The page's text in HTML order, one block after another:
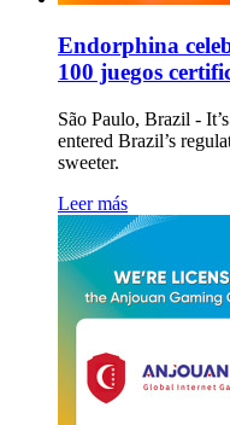
Endorphina
100 juegos
São Paulo, Brazil -
entered Brazil’s
sweeter.
Leer más